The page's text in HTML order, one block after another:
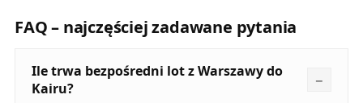
FAQ – najczęściej zadawane pytania
Ile trwa bezpośredni lot z Warszawy do
Kairu?